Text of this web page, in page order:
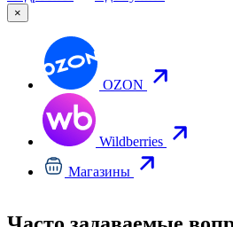
×
OZON
Wildberries
Магазины